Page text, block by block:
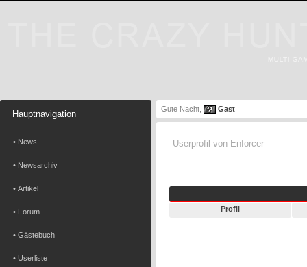
Hauptnavigation
• News
• Newsarchiv
• Artikel
• Forum
• Gästebuch
• Userliste
Gute Nacht, Gast
Userprofil von Enforcer
Profil